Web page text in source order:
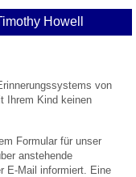
Howell
von
Ihrem Kind keinen
Formular für unser
anstehende
E-Mail informiert. Eine